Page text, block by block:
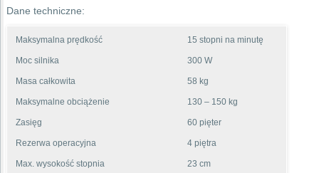
Dane techniczne:
Maksymalna prędkość 15 stopni na minutę
Moc silnika 300 W
Masa całkowita 58 kg
Maksymalne obciążenie 130 – 150 kg
Zasięg 60 pięter
Rezerwa operacyjna 4 piętra
Max. wysokość stopnia 23 cm